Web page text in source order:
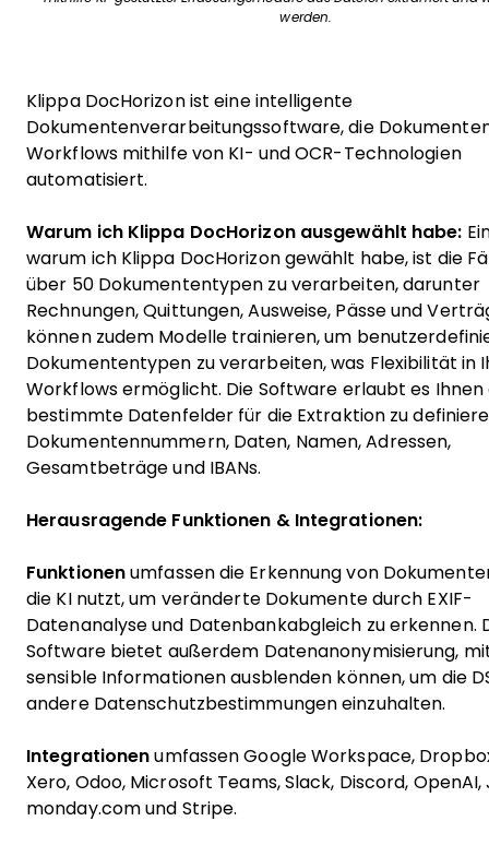
werden.
Klippa DocHorizon ist eine intelligente
Dokumentenverarbeitungssoftware, die
Workflows mithilfe von KI- und OCR-Technologien
automatisiert.
Warum ich Klippa DocHorizon ausgewählt habe:
warum ich Klippa DocHorizon gewählt habe, ist die
über 50 Dokumententypen zu verarbeiten, darunter
Rechnungen, Quittungen, Ausweise, Pässe und
können zudem Modelle trainieren, um
Dokumententypen zu verarbeiten, was Flexibilität in
Workflows ermöglicht. Die Software erlaubt es Ihnen
bestimmte Datenfelder für die Extraktion zu
Dokumentennummern, Daten, Namen, Adressen,
Gesamtbeträge und IBANs.
Herausragende Funktionen & Integrationen:
Funktionen umfassen die Erkennung von
die KI nutzt, um veränderte Dokumente durch EXIF-
Datenanalyse und Datenbankabgleich zu erkennen.
Software bietet außerdem Datenanonymisierung,
sensible Informationen ausblenden können, um die
andere Datenschutzbestimmungen einzuhalten.
Integrationen umfassen Google Workspace,
Xero, Odoo, Microsoft Teams, Slack, Discord, OpenAI,
monday.com und Stripe.